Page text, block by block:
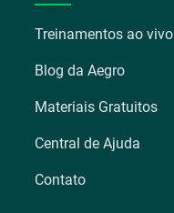
Treinamentos ao vivo
Blog da Aegro
Materiais Gratuitos
Central de Ajuda
Contato